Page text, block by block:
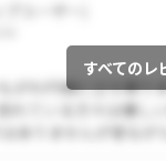
すべてのレ